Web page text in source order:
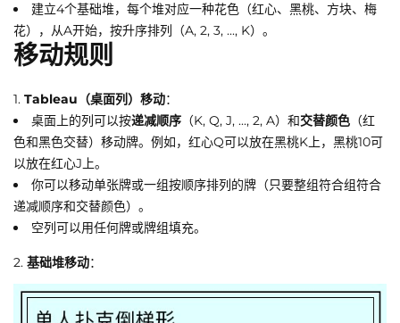
建立4个基础堆，每个堆对应一种花色（红心、黑桃、方块、梅
花），从A开始，按升序排列（A, 2, 3, ..., K）。
移动规则
1. Tableau（桌面列）移动：
桌面上的列可以按递减顺序 （K, Q, J, ..., 2, A）和交替颜色 （红
色和黑色交替）移动牌。例如，红心Q可以放在黑桃K上，黑桃10可
以放在红心J上。
你可以移动单张牌或一组按顺序排列的牌（只要整组符合组符合
递减顺序和交替颜色）。
空列可以用任何牌或牌组填充。
2. 基础堆移动：